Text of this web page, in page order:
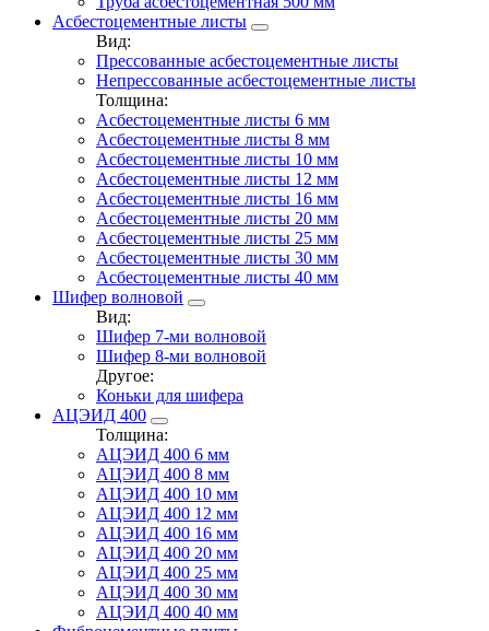
Асбестоцементные листы
Вид:
Прессованные асбестоцементные листы
Непрессованные асбестоцементные листы
Толщина:
Асбестоцементные листы 6 мм
Асбестоцементные листы 8 мм
Асбестоцементные листы 10 мм
Асбестоцементные листы 12 мм
Асбестоцементные листы 16 мм
Асбестоцементные листы 20 мм
Асбестоцементные листы 25 мм
Асбестоцементные листы 30 мм
Асбестоцементные листы 40 мм
Шифер волновой
Вид:
Шифер 7-ми волновой
Шифер 8-ми волновой
Другое:
Коньки для шифера
АЦЭИД 400
Толщина:
АЦЭИД 400 6 мм
АЦЭИД 400 8 мм
АЦЭИД 400 10 мм
АЦЭИД 400 12 мм
АЦЭИД 400 16 мм
АЦЭИД 400 20 мм
АЦЭИД 400 25 мм
АЦЭИД 400 30 мм
АЦЭИД 400 40 мм